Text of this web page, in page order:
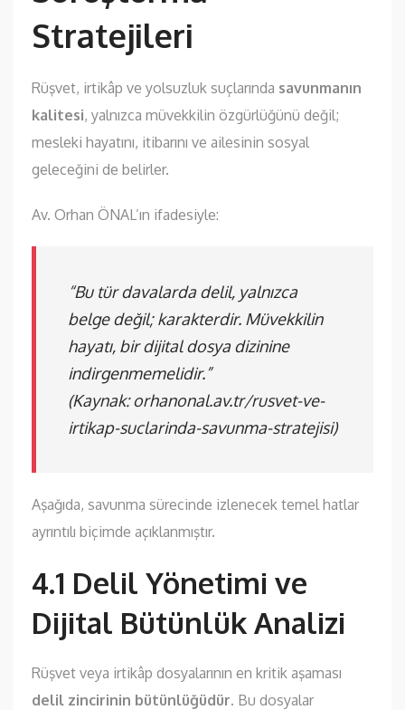
Stratejileri
Rüşvet, irtikâp ve yolsuzluk suçlarında savunmanın
kalitesi, yalnızca müvekkilin özgürlüğünü değil;
mesleki hayatını, itibarını ve ailesinin sosyal
geleceğini de belirler.
Av. Orhan ÖNAL’ın ifadesiyle:
“Bu tür davalarda delil, yalnızca
belge değil; karakterdir. Müvekkilin
hayatı, bir dijital dosya dizinine
indirgenmemelidir.”
(Kaynak:orhanonal.av.tr/rusvet-ve-
irtikap-suclarinda-savunma-stratejisi)
Aşağıda, savunma sürecinde izlenecek temel hatlar
ayrıntılı biçimde açıklanmıştır.
4.1 Delil Yönetimi ve
Dijital Bütünlük Analizi
Rüşvet veya irtikâp dosyalarının en kritik aşaması
delil zincirinin bütünlüğüdür. Bu dosyalar